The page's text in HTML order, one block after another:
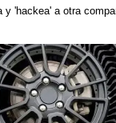
y 'hackea' a otra